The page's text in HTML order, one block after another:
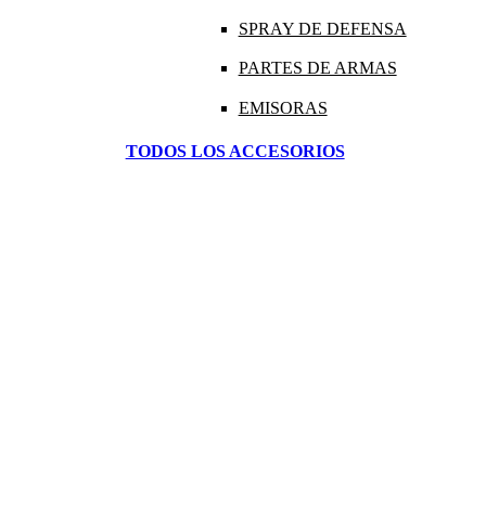
SPRAY DE DEFENSA
PARTES DE ARMAS
EMISORAS
TODOS LOS ACCESORIOS